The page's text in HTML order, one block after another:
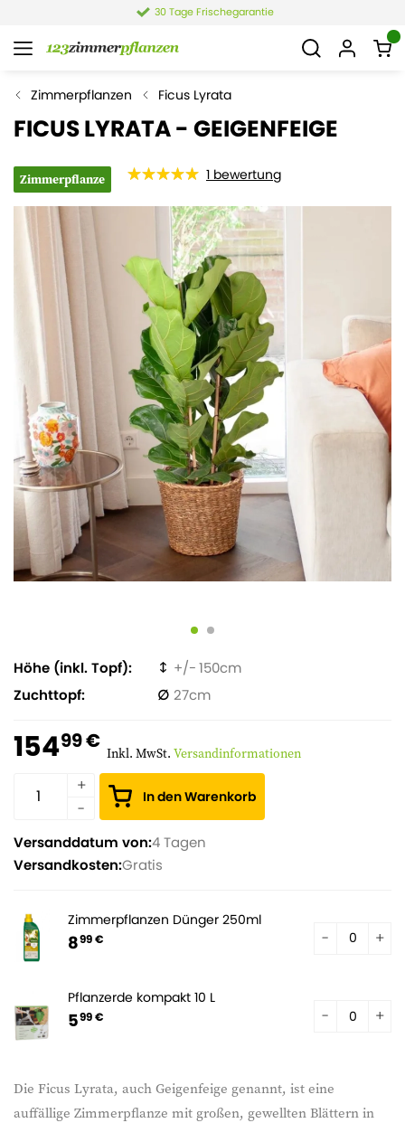
30 Tage Frischegarantie
Zimmerpflanzen Ficus Lyrata
FICUS LYRATA - GEIGENFEIGE
Zimmerpflanze 1 bewertung
Die Ficus Lyrata, auch Geigenfeige genannt, ist eine
auffällige Zimmerpflanze mit großen, gewellten Blättern in
Höhe (inkl. Topf)
150
Zuchttopf
27
15499 € Inkl. MwSt. Versandinformationen
In den Warenkorb
Versanddatum von:4 Tagen
Versandkosten:Gratis
Zimmerpflanzen Dünger 250ml
899 €
Pflanzerde kompakt 10 L
599 €